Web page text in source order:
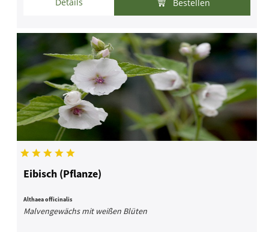
Bestellen
Eibisch (Pflanze)
Althaea officinalis
Malvengewächs mit weißen Blüten